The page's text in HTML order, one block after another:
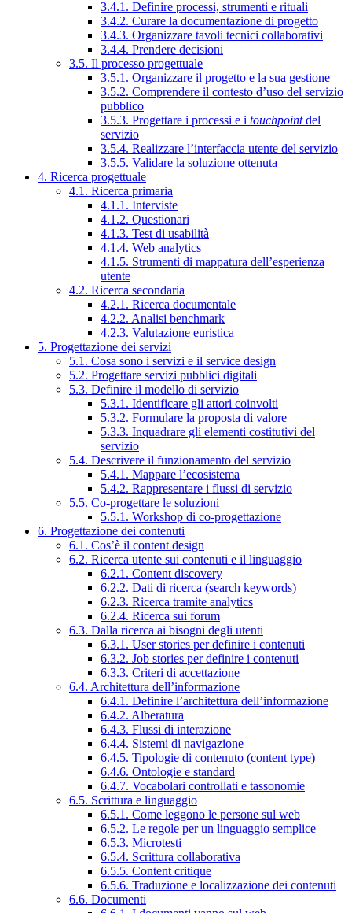
3.4.1. Definire processi, strumenti e rituali
3.4.2. Curare la documentazione di progetto
3.4.3. Organizzare tavoli tecnici collaborativi
3.4.4. Prendere decisioni
3.5. Il processo progettuale
3.5.1. Organizzare il progetto e la sua gestione
3.5.2. Comprendere il contesto d’uso del servizio
pubblico
3.5.3. Progettare i processi e i touchpointdel
servizio
3.5.4. Realizzare l’interfaccia utente del servizio
3.5.5. Validare la soluzione ottenuta
4. Ricerca progettuale
4.1. Ricerca primaria
4.1.1. Interviste
4.1.2. Questionari
4.1.3. Test di usabilità
4.1.4. Web analytics
4.1.5. Strumenti di mappatura dell’esperienza
utente
4.2. Ricerca secondaria
4.2.1. Ricerca documentale
4.2.2. Analisi benchmark
4.2.3. Valutazione euristica
5. Progettazione dei servizi
5.1. Cosa sono i servizi e il service design
5.2. Progettare servizi pubblici digitali
5.3. Definire il modello di servizio
5.3.1. Identificare gli attori coinvolti
5.3.2. Formulare la proposta di valore
5.3.3. Inquadrare gli elementi costitutivi del
servizio
5.4. Descrivere il funzionamento del servizio
5.4.1. Mappare l’ecosistema
5.4.2. Rappresentare i flussi di servizio
5.5. Co-progettare le soluzioni
5.5.1. Workshop di co-progettazione
6. Progettazione dei contenuti
6.1. Cos’è il content design
6.2. Ricerca utente sui contenuti e il linguaggio
6.2.1. Content discovery
6.2.2. Dati di ricerca (search keywords)
6.2.3. Ricerca tramite analytics
6.2.4. Ricerca sui forum
6.3. Dalla ricerca ai bisogni degli utenti
6.3.1. User stories per definire i contenuti
6.3.2. Job stories per definire i contenuti
6.3.3. Criteri di accettazione
6.4. Architettura dell’informazione
6.4.1. Definire l’architettura dell’informazione
6.4.2. Alberatura
6.4.3. Flussi di interazione
6.4.4. Sistemi di navigazione
6.4.5. Tipologie di contenuto (content type)
6.4.6. Ontologie e standard
6.4.7. Vocabolari controllati e tassonomie
6.5. Scrittura e linguaggio
6.5.1. Come leggono le persone sul web
6.5.2. Le regole per un linguaggio semplice
6.5.3. Microtesti
6.5.4. Scrittura collaborativa
6.5.5. Content critique
6.5.6. Traduzione e localizzazione dei contenuti
6.6. Documenti